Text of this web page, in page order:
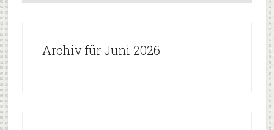
Archiv für Juni 2026